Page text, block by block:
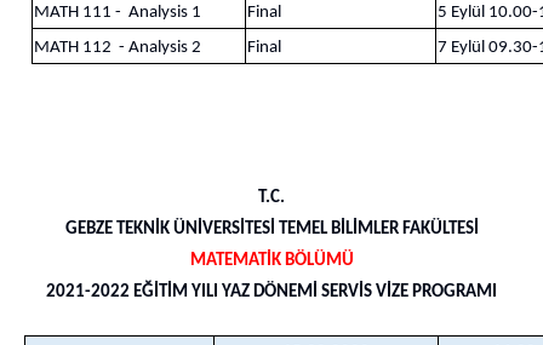
MATH 111 - Analysis 1
Final
5 Eylül
MATH 112 - Analysis 2
Final 7 Eylül
T.C.
GEBZE TEKNİK ÜNİVERSİTESİ TEMEL BİLİMLER FAKÜLTESİ
MATEMATİK BÖLÜMÜ
2021-2022 EĞİTİM YILI YAZ DÖNEMİ SERVİS VİZE PROGRAMI